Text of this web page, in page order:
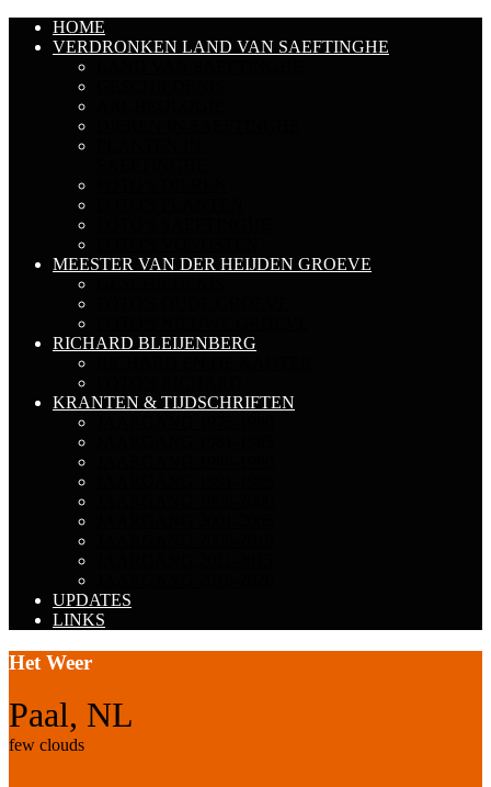
HOME
VERDRONKEN LAND VAN SAEFTINGHE
MEESTER VAN DER HEIJDEN GROEVE
RICHARD BLEIJENBERG
KRANTEN & TIJDSCHRIFTEN
UPDATES
LINKS
Het Weer
Paal, NL
few clouds